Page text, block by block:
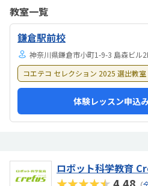
楽しく学べているので、費用に見合っ
が毎回楽しみに通っており、プログラ
取り組むようになりました。先生方も
教室一覧
鎌倉駅前校
神奈川県鎌倉市小町1-9-3 島森ビル
コエテコ セレクション 2025 選出教室
体験レッスン申込
ロボット科学教育